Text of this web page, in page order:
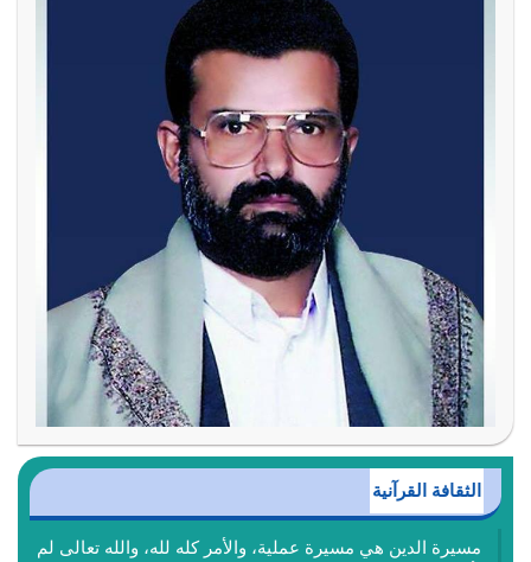
الثقافة القرآنية
مسيرة الدين هي مسيرة عملية، والأمر كله لله، والله تعالى لم